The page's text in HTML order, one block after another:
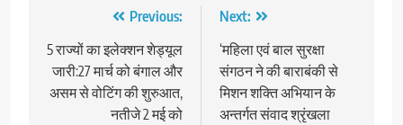
navigation
Previous:
5 राज्यों का इलेक्शन शेड्यूल
जारी:27 मार्च को बंगाल और
असम से वोटिंग की शुरुआत,
नतीजे 2 मई को
Next:
‘महिला एवं बाल सुरक्षा
संगठन ने की बाराबंकी से
मिशन शक्ति अभियान के
अन्तर्गत संवाद श्रृंखला